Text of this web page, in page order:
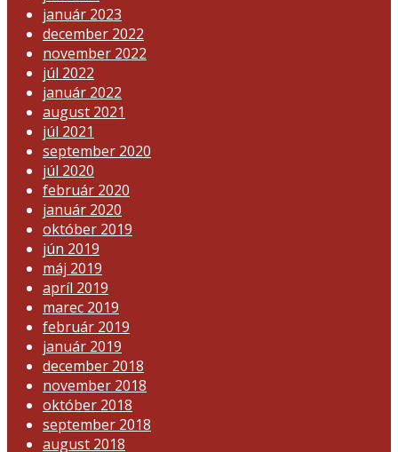
január 2023
december 2022
november 2022
júl 2022
január 2022
august 2021
júl 2021
september 2020
júl 2020
február 2020
január 2020
október 2019
jún 2019
máj 2019
apríl 2019
marec 2019
február 2019
január 2019
december 2018
november 2018
október 2018
september 2018
august 2018